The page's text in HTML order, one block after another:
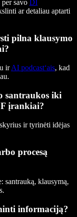
per savo
DI
ar detaliau aptarti
pilna klausymo
irAI podcast‘ais, kad
santraukos iki
įrankiai?
ir tyrinėti idėjas
procesą
santrauką, klausymą,
informaciją?